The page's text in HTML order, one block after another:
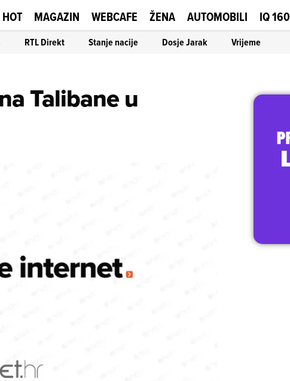
HOT MAGAZIN WEBCAFE ŽENA AUTOMOBILI IQ 160
RTL Direkt Stanje nacije Dosje Jarak Vrijeme
Talibane u